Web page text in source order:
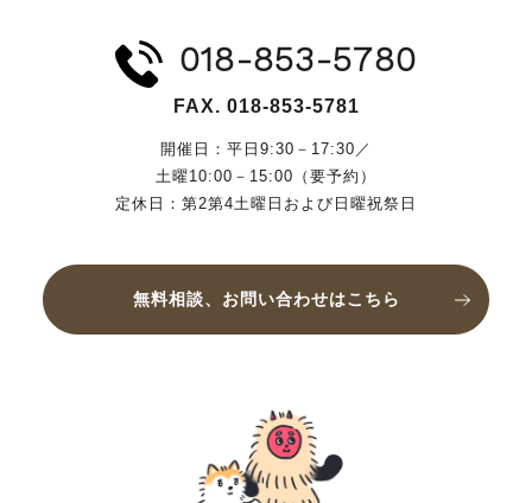
018-853-5780
FAX. 018-853-5781
開催日：平日9:30－17:30／
土曜10:00－15:00（要予約）
定休日：第2第4土曜日および日曜祝祭日
無料相談、お問い合わせはこちら